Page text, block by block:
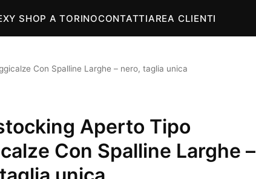
SHOP A TORINOCONTATTIAREA CLIENTI
Con Spalline Larghe – nero, taglia unica
Aperto Tipo
Con Spalline Larghe –